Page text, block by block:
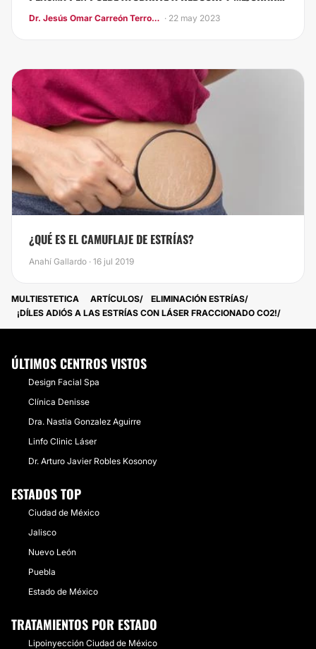
SU APARIENCIA
Dr. Jesús Omar Carreón Terrones · 22 may 2023
¿QUÉ ES EL CAMUFLAJE DE ESTRÍAS?
Anahí Gallardo · 16 jul 2019
MULTIESTETICA ARTÍCULOS
ELIMINACIÓN ESTRÍAS
¡DÍLES ADIÓS A LAS ESTRÍAS CON LÁSER FRACCIONADO CO2!
ÚLTIMOS CENTROS VISTOS
Design Facial Spa
Clínica Denisse
Dra. Nastia Gonzalez Aguirre
Linfo Clinic Láser
Dr. Arturo Javier Robles Kosonoy
ESTADOS TOP
Ciudad de México
Jalisco
Nuevo León
Puebla
Estado de México
TRATAMIENTOS POR ESTADO
Lipoinyección Ciudad de México